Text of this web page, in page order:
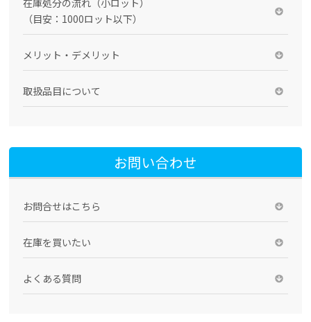
（目安：1000ロット以下）
メリット・デメリット
取扱品目について
お問い合わせ
お問合せはこちら
在庫を買いたい
よくある質問